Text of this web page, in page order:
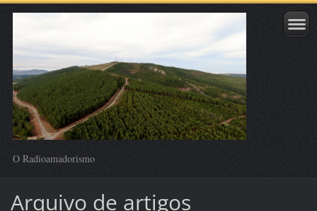
O Radioamadorismo
Arquivo de artigos